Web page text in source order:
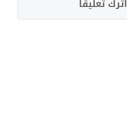
اترك تعليقا